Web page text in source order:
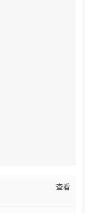
查看